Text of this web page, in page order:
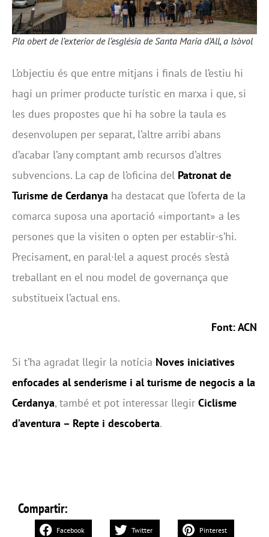
Pla obert de l’exterior de l’església de Santa Maria d’All, a Isòvol
L’objectiu és que entre mitjans i finals de l’estiu hi
hagi un primer producte turístic en marxa i que, si
les dues propostes que hi ha sobre la taula es
desenvolupen per separat, l’altre arribi abans
d’acabar l’any comptant amb recursos d’altres
subvencions. La cap de l’oficina del Patronat de
Turisme de Cerdanya ha destacat que l’oferta de la
comarca suposa una aportació «important» a les
persones que la visiten o opten per establir-s’hi.
Precisament, en paral·lel a aquest procés s’està
treballant en el nou model de governança que
substitueix l’actual ens.
Font: ACN
Si t’ha agradat llegir la notícia Noves iniciatives
enfocades al senderisme i al turisme de negocis a la
Cerdanya, també et pot interessar llegir Ciclisme
d’aventura – Repte i descoberta.
Compartir:
Facebook Twitter Pinterest